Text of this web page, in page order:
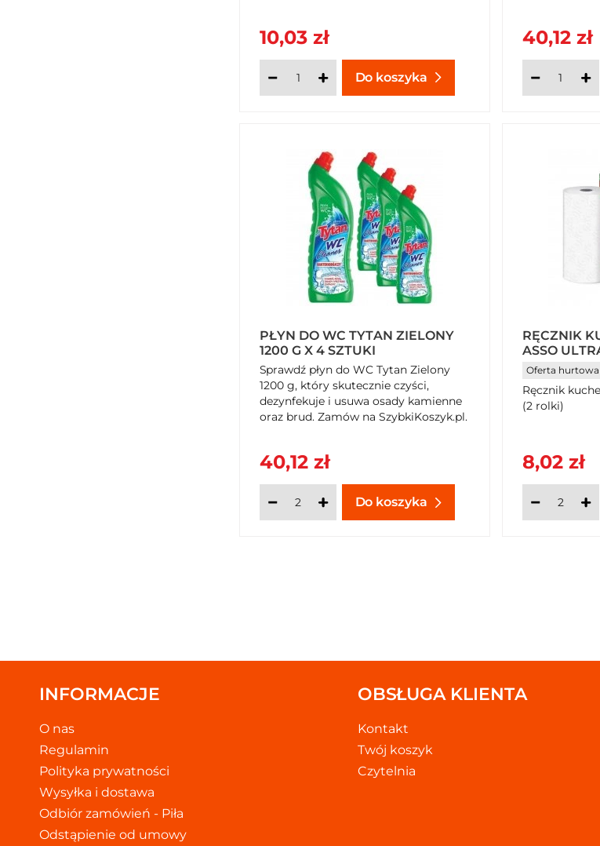
10,03 zł
Do koszyka
40,12 zł
PŁYN DO WC TYTAN ZIELONY
1200 G X 4 SZTUKI
Sprawdź płyn do WC Tytan Zielony
1200 g, który skutecznie czyści,
dezynfekuje i usuwa osady kamienne
oraz brud. Zamów na SzybkiKoszyk.pl.
40,12 zł
Do koszyka
RĘCZNIK
ASSO
Oferta hurtowa
Ręcznik
(2 rolki)
8,02 zł
INFORMACJE
O nas
Regulamin
Polityka prywatności
Wysyłka i dostawa
Odbiór zamówień - Piła
Odstąpienie od umowy
OBSŁUGA KLIENTA
Kontakt
Twój koszyk
Czytelnia